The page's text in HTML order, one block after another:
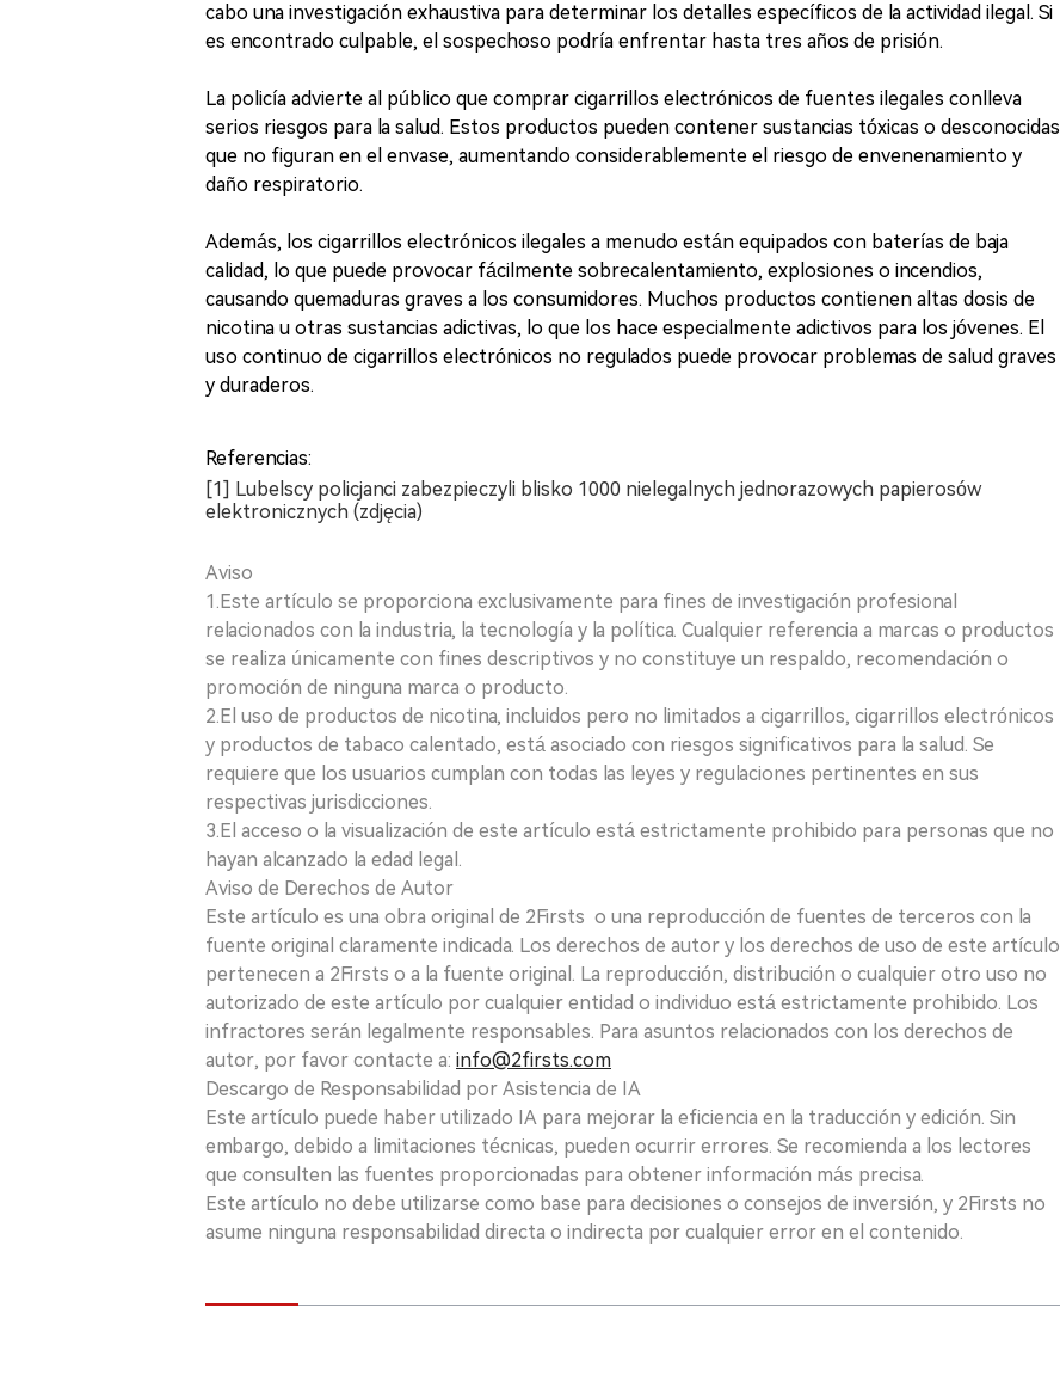
cabo una investigación exhaustiva para determinar los detalles específicos de la actividad ilegal. Si
es encontrado culpable, el sospechoso podría enfrentar hasta tres años de prisión.
La policía advierte al público que comprar cigarrillos electrónicos de fuentes ilegales conlleva
serios riesgos para la salud. Estos productos pueden contener sustancias tóxicas o desconocidas
que no figuran en el envase, aumentando considerablemente el riesgo de envenenamiento y
daño respiratorio.
Además, los cigarrillos electrónicos ilegales a menudo están equipados con baterías de baja
calidad, lo que puede provocar fácilmente sobrecalentamiento, explosiones o incendios,
causando quemaduras graves a los consumidores. Muchos productos contienen altas dosis de
nicotina u otras sustancias adictivas, lo que los hace especialmente adictivos para los jóvenes. El
uso continuo de cigarrillos electrónicos no regulados puede provocar problemas de salud graves
y duraderos.
Referencias:
[1] Lubelscy policjanci zabezpieczyli blisko 1000 nielegalnych jednorazowych papierosów
elektronicznych (zdjęcia)
Aviso
1.Este artículo se proporciona exclusivamente para fines de investigación profesional
relacionados con la industria, la tecnología y la política. Cualquier referencia a marcas o productos
se realiza únicamente con fines descriptivos y no constituye un respaldo, recomendación o
promoción de ninguna marca o producto.
2.El uso de productos de nicotina, incluidos pero no limitados a cigarrillos, cigarrillos electrónicos
y productos de tabaco calentado, está asociado con riesgos significativos para la salud. Se
requiere que los usuarios cumplan con todas las leyes y regulaciones pertinentes en sus
respectivas jurisdicciones.
3.El acceso o la visualización de este artículo está estrictamente prohibido para personas que no
hayan alcanzado la edad legal.
Aviso de Derechos de Autor
Este artículo es una obra original de 2Firsts o una reproducción de fuentes de terceros con la
fuente original claramente indicada. Los derechos de autor y los derechos de uso de este artículo
pertenecen a 2Firsts o a la fuente original. La reproducción, distribución o cualquier otro uso no
autorizado de este artículo por cualquier entidad o individuo está estrictamente prohibido. Los
infractores serán legalmente responsables. Para asuntos relacionados con los derechos de
autor, por favor contacte a: info@2firsts.com
Descargo de Responsabilidad por Asistencia de IA
Este artículo puede haber utilizado IA para mejorar la eficiencia en la traducción y edición. Sin
embargo, debido a limitaciones técnicas, pueden ocurrir errores. Se recomienda a los lectores
que consulten las fuentes proporcionadas para obtener información más precisa.
Este artículo no debe utilizarse como base para decisiones o consejos de inversión, y 2Firsts no
asume ninguna responsabilidad directa o indirecta por cualquier error en el contenido.